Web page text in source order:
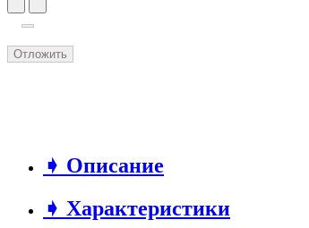
Отложить
➧ Описание
➧ Характеристики